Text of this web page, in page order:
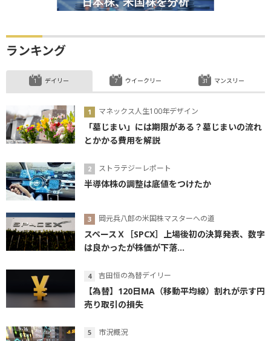
ランキング
デイリー
マネックス人生100年デザイン
「墓じまい」には期限がある？墓じまいの流れ
とかかる費用を解説
ストラテジーレポート
半導体株の調整は底値をつけたか
岡元兵八郎の米国株マスターへの道
スペースＸ［SPCX］上場後初の決算発表、数字
は良かったが株価が下落...
吉田恒の為替デイリー
【為替】120日MA（移動平均線）割れが示す円
売り取引の損失
市況概況
ウイークリー マンスリー